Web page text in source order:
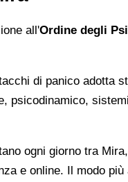
all'Ordine degli
di panico adotta
psicodinamico,
ogni giorno tra
e online. Il modo